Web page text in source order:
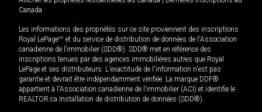
Canada
Les informations des propriétés sur ce site proviennent des inscriptions
Royal LePageMD et du service de distribution de données de l'Association
canadienne de l’immobilier (SDD®). SDD® met en référence des
inscriptions tenues par des agences immobilières autres que Royal
LePage et ses distributeurs. L'exactitude de l'information n'est pas
garantie et devrait être indépendamment vérifiée. La marque DDF®
appartient à l'Association canadienne de l’immobilier (ACI) et identifie le
REALTOR.ca Installation de distribution de données (SDD®).